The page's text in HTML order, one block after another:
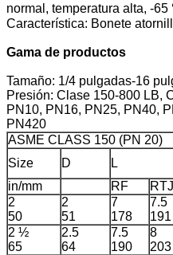
normal, temperatura alta, -
Característica: Bonete
Gama de productos
Tamaño: 1/4 pulgadas-16
Presión: Clase 150-800 LB,
PN10, PN16, PN25, PN40,
PN420
ASME CLASS 150 (PN 20)
Size
D L
in/mm
RF RTJ
2
50
2
51
7
178
7.5
191
2 ½
65
2.5
64
7.5
190
8
203